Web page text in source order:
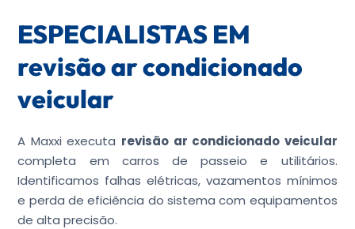
ESPECIALISTAS EM
revisão ar condicionado
veicular
A Maxxi executa revisão ar condicionado veicular
completa em carros de passeio e utilitários.
Identificamos falhas elétricas, vazamentos mínimos
e perda de eficiência do sistema com equipamentos
de alta precisão.